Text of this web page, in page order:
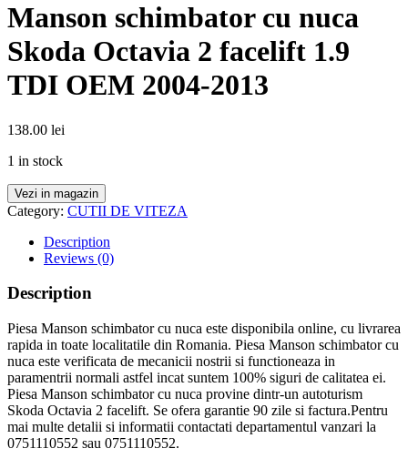
Manson schimbator cu nuca
Skoda Octavia 2 facelift 1.9
TDI OEM 2004-2013
138.00 lei
1 in stock
Vezi in magazin
Category: CUTII DE VITEZA
Description
Reviews (0)
Description
Piesa Manson schimbator cu nuca este disponibila online, cu livrarea
rapida in toate localitatile din Romania. Piesa Manson schimbator cu
nuca este verificata de mecanicii nostrii si functioneaza in
paramentrii normali astfel incat suntem 100% siguri de calitatea ei.
Piesa Manson schimbator cu nuca provine dintr-un autoturism
Skoda Octavia 2 facelift. Se ofera garantie 90 zile si factura.Pentru
mai multe detalii si informatii contactati departamentul vanzari la
0751110552 sau 0751110552.